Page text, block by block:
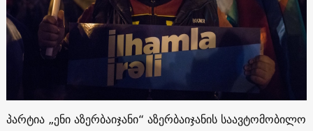
პარტია „ენი აზერბაიჯანი“ აზერბაიჯანის საავტომობილო